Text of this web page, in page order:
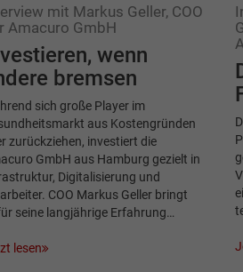
mit Markus Geller, COO
Amacuro GmbH
wenn
bremsen
sich große Player im
aus Kostengründen
zurückziehen, investiert die
GmbH aus Hamburg gezielt in
Digitalisierung und
COO Markus Geller bringt
seine langjährige Erfahrung…
lesen